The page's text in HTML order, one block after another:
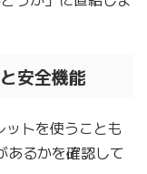
安全機能
トを使うことも
あるかを確認して